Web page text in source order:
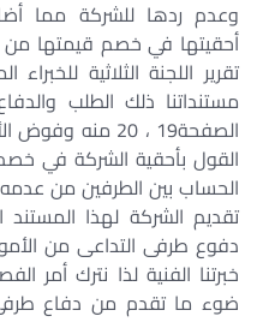
وعدم ردها للشركة مما
أحقيتها في خصم قيمتها من
تقرير اللجنة الثلاثية
مستنداتنا ذلك الطلب
الصفحة19 ، 20
القول بأحقية الشركة في
تقديم الشركة لهذا
دفوع طرفى التداعى من
خبرتنا الفنية لذا نترك أمر
ضوء ما تقدم من دفاع